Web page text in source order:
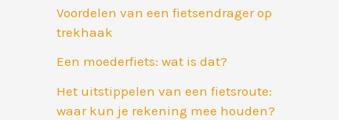
Voordelen van een fietsendrager op
trekhaak
Een moederfiets: wat is dat?
Het uitstippelen van een fietsroute:
waar kun je rekening mee houden?